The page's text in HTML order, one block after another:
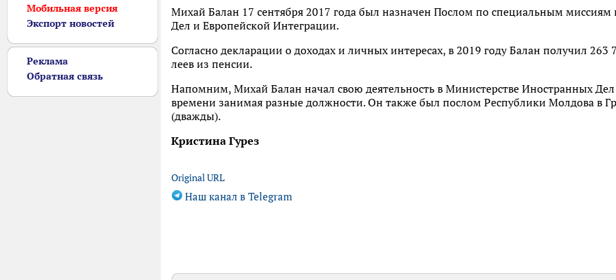
Мобильная версия
Экспорт новостей
Реклама
Обратная связь
Михай Балан 17 сентября 2017 года был назначен Послом по специальным
Дел и Европейской Интеграции.
Согласно декларации о доходах и личных интересах, в 2019 году Балан получил 263
леев из пенсии.
Напомним, Михай Балан начал свою деятельность в Министерстве Иностранных
времени занимая разные должности. Он также был послом Республики Молдова в
(дважды).
Кристина Гурез
Original URL
Наш канал в Telegram